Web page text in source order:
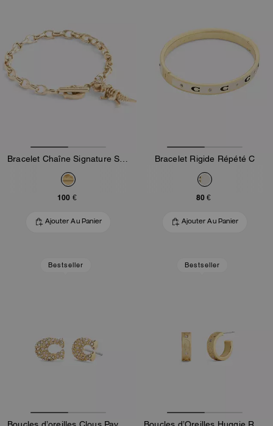
100 €
Ajouter Au Panier
Bracelet Rigide Répété C
80 €
Ajouter Au Panier
Bestseller Bestseller